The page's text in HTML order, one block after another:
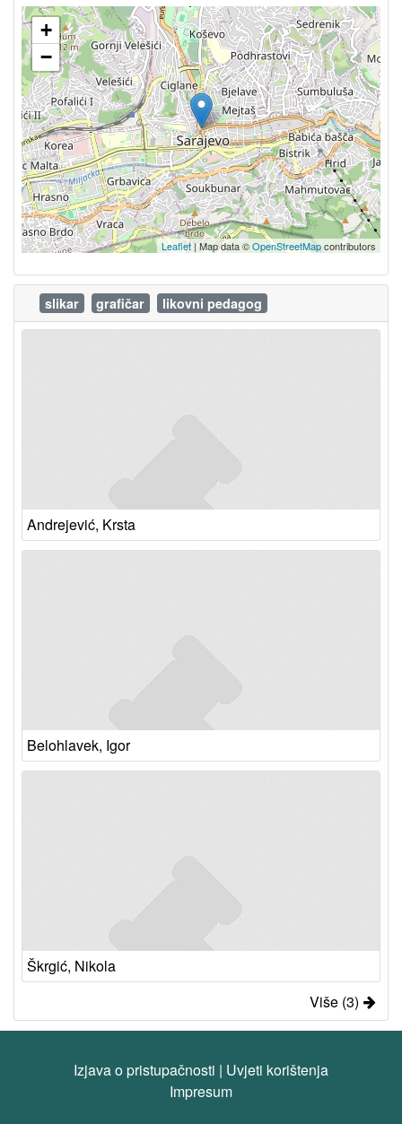
+
−
Leaflet| Map data ©OpenStreetMapcontributors
slikar grafičar likovni pedagog
Andrejević, Krsta
Belohlavek, Igor
Škrgić, Nikola
Više (3)
Izjava o pristupačnosti | Uvjeti korištenja
Impresum